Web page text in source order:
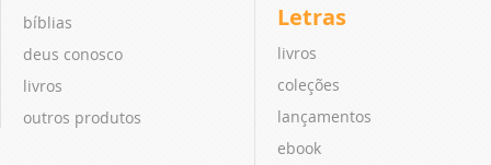
bíblias
deus conosco
livros
outros produtos
Letras
livros
coleções
lançamentos
ebook